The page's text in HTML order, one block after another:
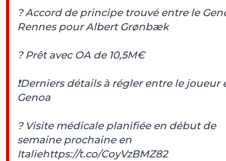
? Accord de principe trouvé entre le
Rennes pour Albert Grønbæk
? Prêt avec OA de 10,5M€
❗️Derniers détails à régler entre le joueur
Genoa
? Visite médicale planifiée en début de
semaine prochaine en
Italiehttps://t.co/CoyVzBMZ82